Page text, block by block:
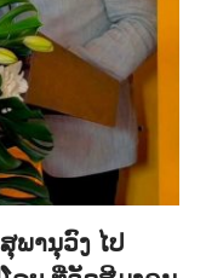
ພານຸວົງ ໄປ